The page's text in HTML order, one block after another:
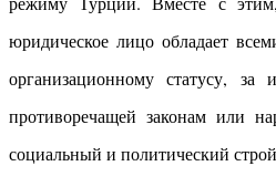
юридическое лицо обладает
организационному статусу, за
противоречащей законам или
социальный и политический